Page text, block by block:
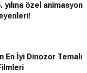
yılına özel animasyon
En İyi Dinozor Temalı